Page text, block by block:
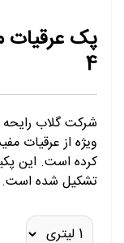
پک عرقیات
4
شرکت گلاب
ویژه از عرقیات
کرده است. این
تشکیل شده است.